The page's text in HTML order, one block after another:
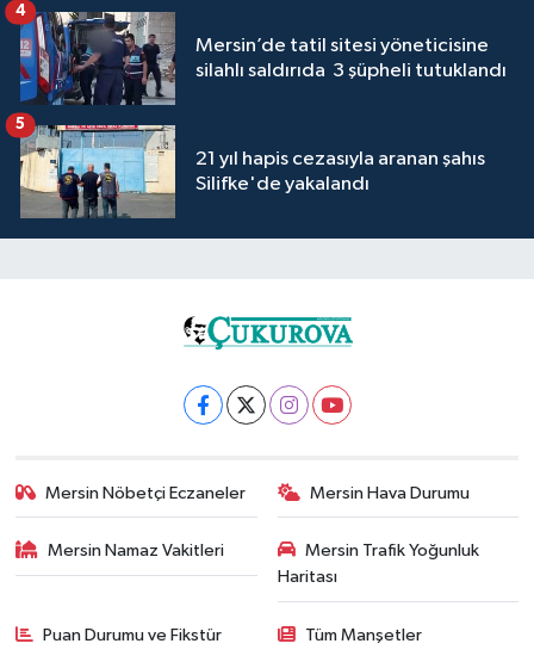
Mersin’de tatil sitesi yöneticisine
silahlı saldırıda 3 şüpheli tutuklandı
4
21 yıl hapis cezasıyla aranan şahıs
Silifke'de yakalandı
5
Mersin Nöbetçi Eczaneler Mersin Hava Durumu
Mersin Namaz Vakitleri
Mersin Trafik Yoğunluk
Haritası
Puan Durumu ve Fikstür Tüm Manşetler